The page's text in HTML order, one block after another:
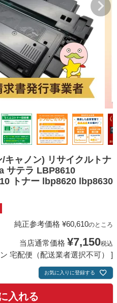
キャノン) リサイクルトナ
サテラ LBP8610
トナー lbp8620 lbp8630
純正参考価格 ¥60,610のところ
当店通常価格 ¥7,150税込
宅配便（配送業者選択不可）
お気に入りに登録する
入れる